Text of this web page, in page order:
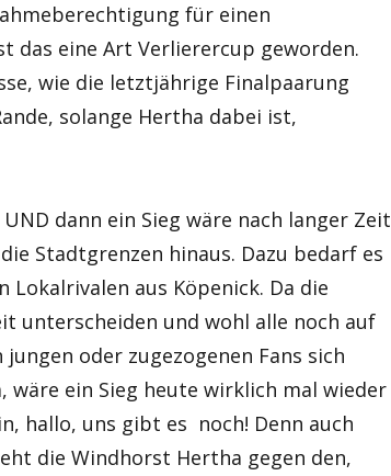
für einen
eine Art Verlierercup geworden.
wie die letztjährige Finalpaarung
solange Hertha dabei ist,
dann ein Sieg wäre nach langer Zeit
Stadtgrenzen hinaus. Dazu bedarf es
Lokalrivalen aus Köpenick. Da die
unterscheiden und wohl alle noch auf
oder zugezogenen Fans sich
wäre ein Sieg heute wirklich mal wieder
hallo, uns gibt es noch! Denn auch
die Windhorst Hertha gegen den,